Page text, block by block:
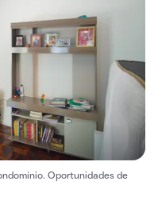
Oportunidades de